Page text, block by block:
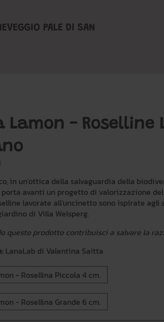
PALE DI SAN
Lamon - Roselline
in un'ottica della salvaguardia della
avanti un progetto di valorizzazione
lavorate all'uncinetto sono ispirate agli
di Villa Welsperg.
questo prodotto contribuisci a salvare la
LanaLab di Valentina Saitta
- Rosellina Piccola 4 cm.
- Rosellina Grande 6 cm.